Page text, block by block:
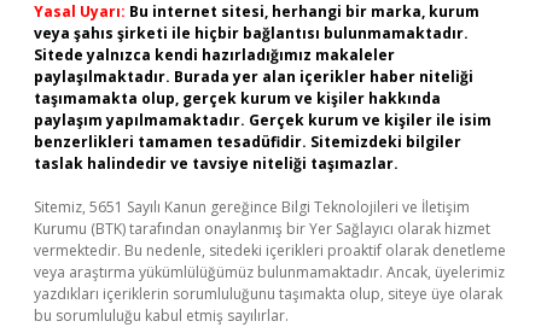
Yasal Uyarı: Bu internet sitesi, herhangi bir marka, kurum
veya şahıs şirketi ile hiçbir bağlantısı bulunmamaktadır.
Sitede yalnızca kendi hazırladığımız makaleler
paylaşılmaktadır. Burada yer alan içerikler haber niteliği
taşımamakta olup, gerçek kurum ve kişiler hakkında
paylaşım yapılmamaktadır. Gerçek kurum ve kişiler ile isim
benzerlikleri tamamen tesadüfidir. Sitemizdeki bilgiler
taslak halindedir ve tavsiye niteliği taşımazlar.
Sitemiz, 5651 Sayılı Kanun gereğince Bilgi Teknolojileri ve İletişim
Kurumu (BTK) tarafından onaylanmış bir Yer Sağlayıcı olarak hizmet
vermektedir. Bu nedenle, sitedeki içerikleri proaktif olarak denetleme
veya araştırma yükümlülüğümüz bulunmamaktadır. Ancak, üyelerimiz
yazdıkları içeriklerin sorumluluğunu taşımakta olup, siteye üye olarak
bu sorumluluğu kabul etmiş sayılırlar.